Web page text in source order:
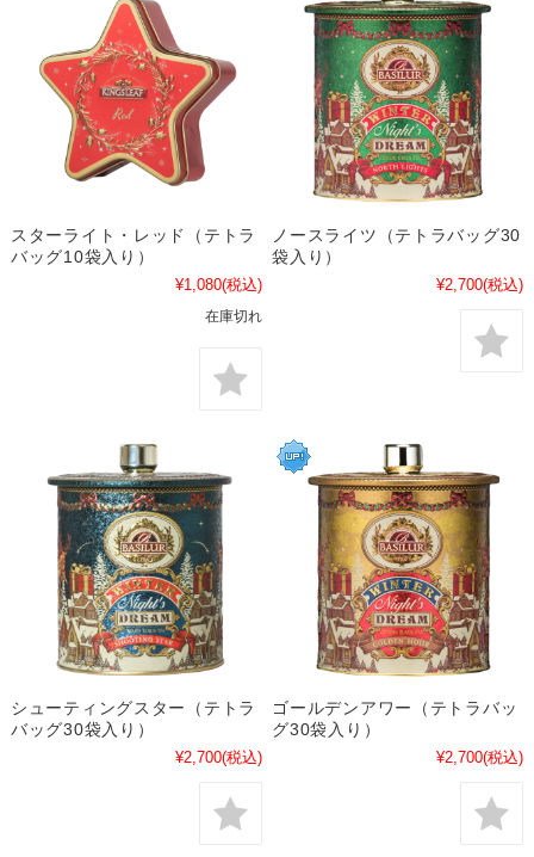
スターライト・レッド（テトラ
バッグ10袋入り）
¥1,080(税込)
在庫切れ
ノースライツ（テトラバッグ30
袋入り）
¥2,700(税込)
シューティングスター（テトラ
バッグ30袋入り）
¥2,700(税込)
ゴールデンアワー（テトラバッ
グ30袋入り）
¥2,700(税込)